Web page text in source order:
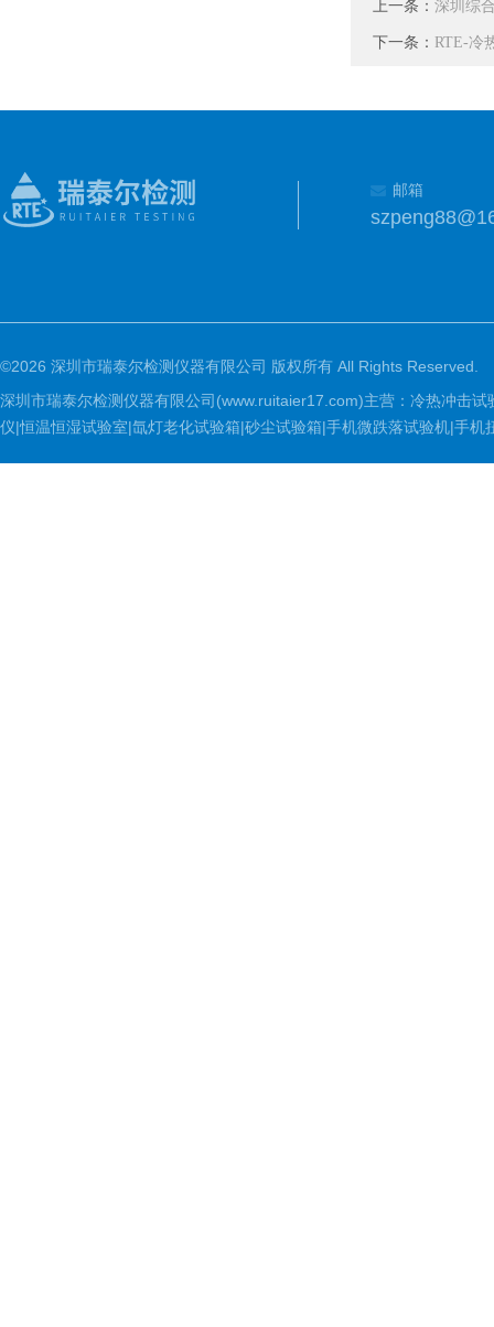
上一条： 深圳综
下一条： RTE-冷
邮箱
©2026 深圳市瑞泰尔检测仪器有限公司 版权所有 All Rights Reserved.
深圳市瑞泰尔检测仪器有限公司(www.ruitaier17.com)主营：冷热冲击
仪|恒温恒湿试验室|氙灯老化试验箱|砂尘试验箱|手机微跌落试验机|手机